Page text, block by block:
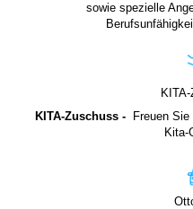
sowie spezielle
KITA-Zuschuss -
Freuen
Kita-